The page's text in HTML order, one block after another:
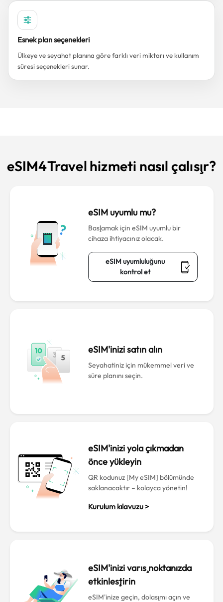
Esnek plan seçenekleri
Ülkeye ve seyahat planına göre farklı veri miktarı ve kullanım
süresi seçenekleri sunar.
eSIM4Travel hizmeti nasıl çalışır?
eSIM uyumlu mu?
Başlamak için eSIM uyumlu bir
cihaza ihtiyacınız olacak.
eSIM uyumluluğunu
kontrol et
eSIM'inizi satın alın
Seyahatiniz için mükemmel veri ve
süre planını seçin.
eSIM'inizi yola çıkmadan
önce yükleyin
QR kodunuz [My eSIM] bölümünde
saklanacaktır – kolayca yönetin!
Kurulum kılavuzu >
eSIM'inizi varış noktanızda
etkinleştirin
eSIM'inize geçin, dolaşımı açın ve